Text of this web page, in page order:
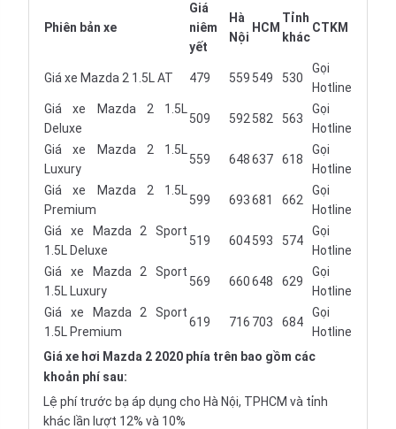
Phiên bản xe
Giá
niêm
yết
Hà
Nội
HCM
Tỉnh
khác
CTKM
Giá xe Mazda 2 1.5L AT 479 559 549 530
Gọi
Hotline
Giá xe Mazda 2 1.5L
Deluxe
509 592 582 563
Gọi
Hotline
Giá xe Mazda 2 1.5L
Luxury
559 648637 618
Gọi
Hotline
Giá xe Mazda 2 1.5L
Premium
599 693681 662
Gọi
Hotline
Giá xe Mazda 2 Sport
1.5L Deluxe
519 604593 574
Gọi
Hotline
Giá xe Mazda 2 Sport
1.5L Luxury
569 660648 629
Gọi
Hotline
Giá xe Mazda 2 Sport
1.5L Premium
619 716 703 684
Gọi
Hotline
Giá xe hơi Mazda 2 2020 phía trên bao gồm các
khoản phí sau:
Lệ phí trước bạ áp dụng cho Hà Nội, TPHCM và tỉnh
khác lần lượt 12% và 10%